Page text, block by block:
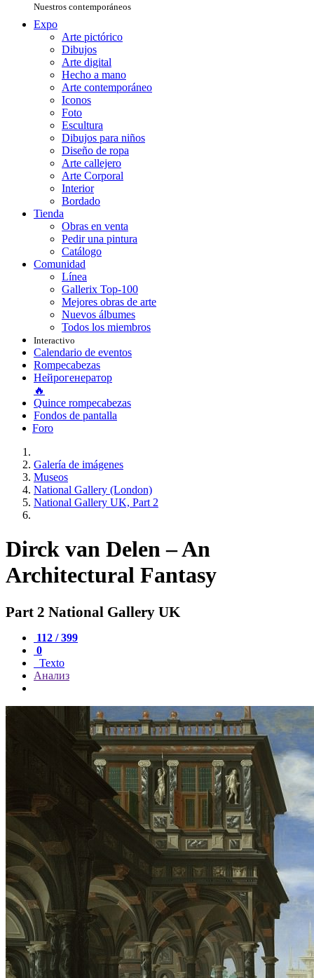
Nuestros contemporáneos
Expo
Arte pictórico
Dibujos
Arte digital
Hecho a mano
Arte contemporáneo
Iconos
Foto
Escultura
Dibujos para niños
Diseño de ropa
Arte callejero
Arte Corporal
Interior
Bordado
Tienda
Obras en venta
Pedir una pintura
Catálogo
Comunidad
Línea
Gallerix Top-100
Mejores obras de arte
Nuevos álbumes
Todos los miembros
Interactivo
Calendario de eventos
Rompecabezas
Нейрогенератор
🔥
Quince rompecabezas
Fondos de pantalla
Foro
Galería de imágenes
Museos
National Gallery (London)
National Gallery UK, Part 2
Dirck van Delen – An
Architectural Fantasy
Part 2 National Gallery UK
112 / 399
0
Texto
Анализ